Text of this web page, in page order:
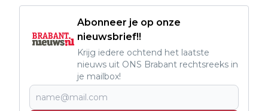
Abonneer je op onze
nieuwsbrief!!
Krijg iedere ochtend het laatste
nieuws uit ONS Brabant rechtsreeks in
je mailbox!